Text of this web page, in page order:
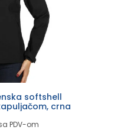
softshell
crna
PDV-om